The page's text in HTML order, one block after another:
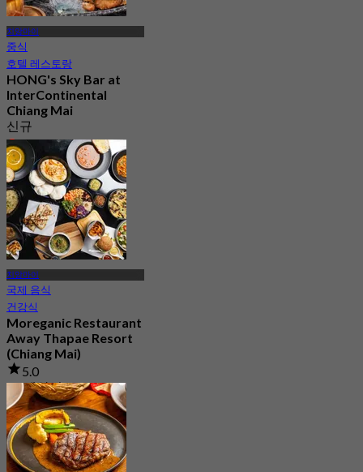
치앙마이
중식
호텔 레스토랑
HONG's Sky Bar at
InterContinental
Chiang Mai
신규
4.9
에서฿ 337.5
치앙마이
국제 음식
건강식
Moreganic Restaurant
Away Thapae Resort
(Chiang Mai)
5.0
95 예약됨
에서฿ 322.5